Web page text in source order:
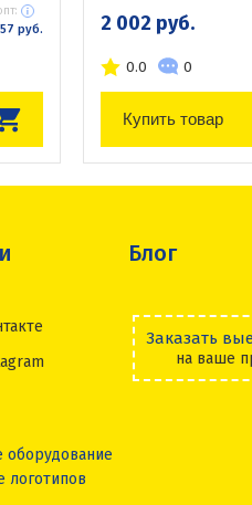
руб. 2 002 руб.
0.0 0
Купить товар
Блог
Заказать
на ваше
логотипов